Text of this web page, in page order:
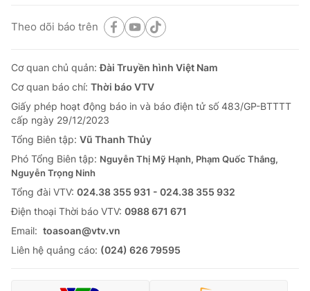
Theo dõi báo trên
Cơ quan chủ quản:Đài Truyền hình Việt Nam
Cơ quan báo chí: Thời báo VTV
Giấy phép hoạt động báo in và báo điện tử số 483/GP-BTTTT
cấp ngày 29/12/2023
Tổng Biên tập: Vũ Thanh Thủy
Phó Tổng Biên tập: Nguyễn Thị Mỹ Hạnh, Phạm Quốc Thắng,
Nguyễn Trọng Ninh
Tổng đài VTV: 024.38 355 931 - 024.38 355 932
Ðiện thoại Thời báo VTV: 0988 671 671
Email: toasoan@vtv.vn
Liên hệ quảng cáo: (024) 626 79595